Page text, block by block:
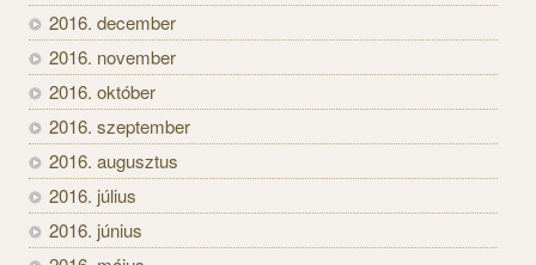
2016. december
2016. november
2016. október
2016. szeptember
2016. augusztus
2016. július
2016. június